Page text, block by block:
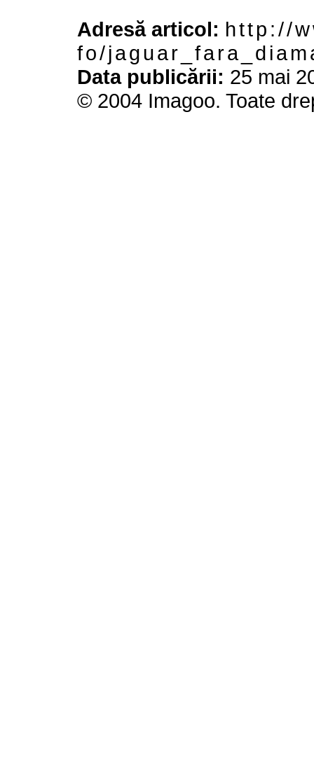
Adresă articol: h t t p : / /
f o / j a g u a r _ f a r a _ d i a m
Data publicării: 25 mai
© 2004 Imagoo. Toate